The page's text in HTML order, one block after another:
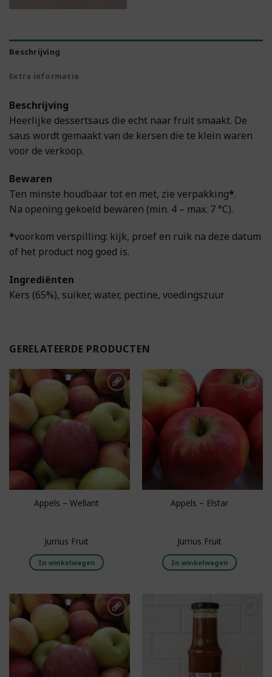
Beschrijving
Extra informatie
Beschrijving
Heerlijke dessertsaus die echt naar fruit smaakt. De
saus wordt gemaakt van de kersen die te klein waren
voor de verkoop.
Bewaren
Ten minste houdbaar tot en met, zie verpakking*.
Na opening gekoeld bewaren (min. 4 – max. 7 °C).
*voorkom verspilling: kijk, proef en ruik na deze datum
of het product nog goed is.
Ingrediënten
Kers (65%), suiker, water, pectine, voedingszuur
GERELATEERDE PRODUCTEN
Toevoegen aan
boodschappenlijst
Appels – Wellant
Jurrius Fruit
In winkelwagen
boodschappenlijst
Appels – Elstar
Jurrius Fruit
In winkelwagen
Toevoegen aan
boodschappenlijst
boodschappenlijst